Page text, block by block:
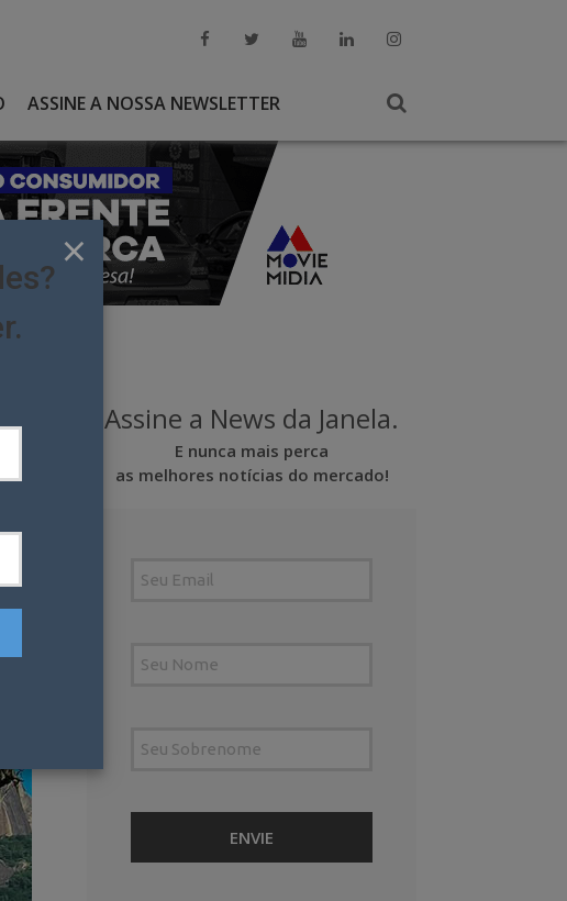
ASSINE A NOSSA NEWSLETTER
Assine a News da Janela.
E nunca mais perca
as melhores notícias do mercado!
×